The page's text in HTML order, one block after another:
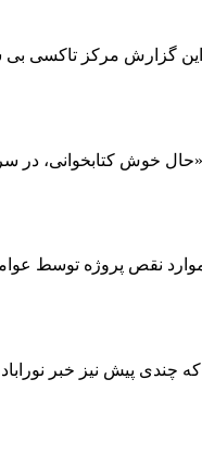
در ادامه تغییرات مدیریتی سال